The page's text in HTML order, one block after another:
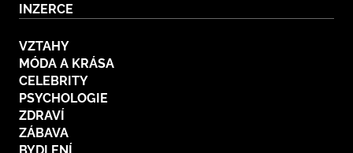
INZERCE
VZTAHY
MÓDA A KRÁSA
CELEBRITY
PSYCHOLOGIE
ZDRAVÍ
ZÁBAVA
BYDLENÍ